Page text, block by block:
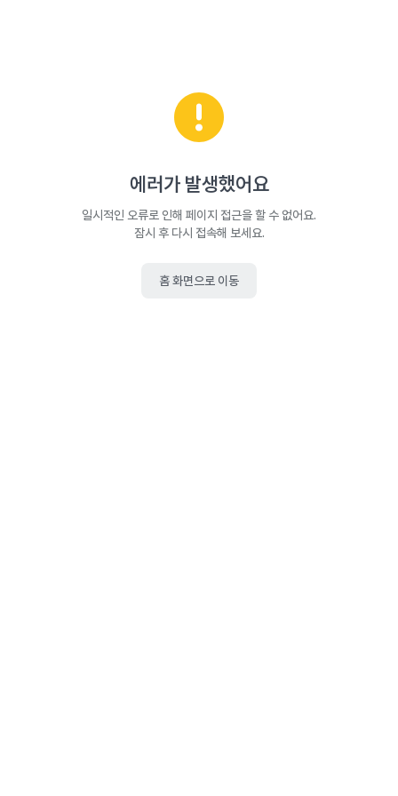
에러가 발생했어요
일시적인 오류로 인해 페이지 접근을 할 수 없어요.
잠시 후 다시 접속해 보세요.
홈 화면으로 이동